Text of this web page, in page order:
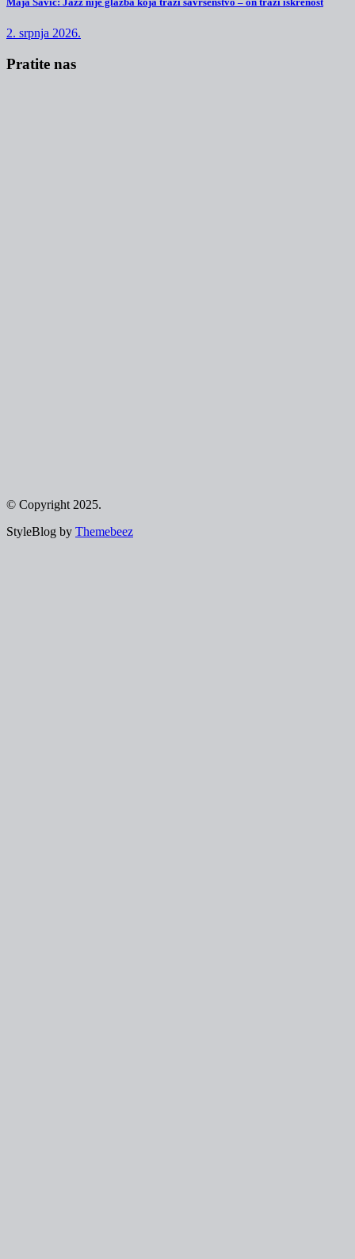
2. srpnja 2026.
Pratite nas
© Copyright 2025.
StyleBlog by Themebeez